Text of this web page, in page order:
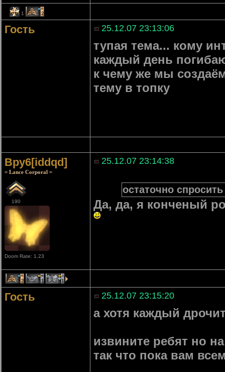
1 2
Гость 25.12.07 23:13:06
тупая тема... кому
каждый день
к чему же мы
тему в топку
Bpy6[iddqd]
= Lance Corporal =
190
Doom Rate: 1.23
25.12.07 23:14:38
остаточно
Да, да, я конченый
2 1 1
Гость 25.12.07 23:15:20
а хотя каждый
извините ребят но
так что пока вам